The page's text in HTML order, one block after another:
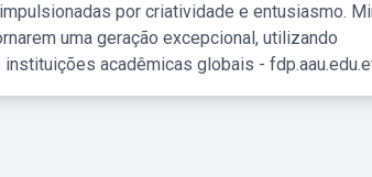
por criatividade e entusiasmo.
uma geração excepcional, utilizando
acadêmicas globais -